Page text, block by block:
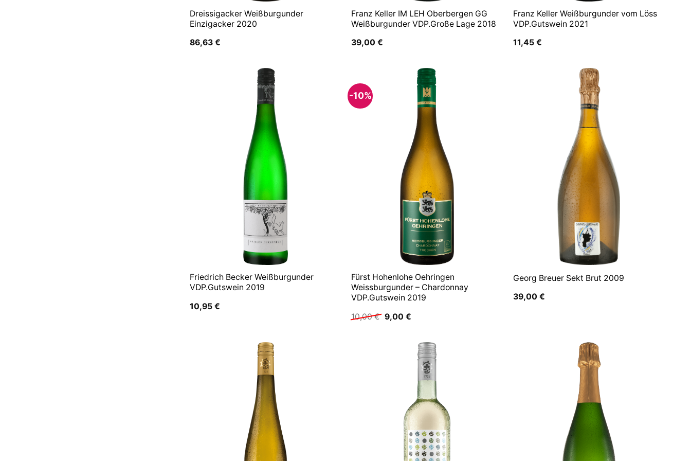
Dreissigacker Weißburgunder
Einzigacker 2020
86,63€
Franz Keller IM LEH Oberbergen GG
Weißburgunder VDP.Große Lage 2018
39,00€
Franz Keller Weißburgunder vom Löss
VDP.Gutswein 2021
11,45 €
Friedrich Becker Weißburgunder
VDP.Gutswein 2019
10,95€
-10%
Fürst Hohenlohe Oehringen
Weissburgunder – Chardonnay
VDP.Gutswein 2019
10,00€ Ursprünglicher
Preis
9,00€
Georg Breuer Sekt Brut 2009
39,00 €